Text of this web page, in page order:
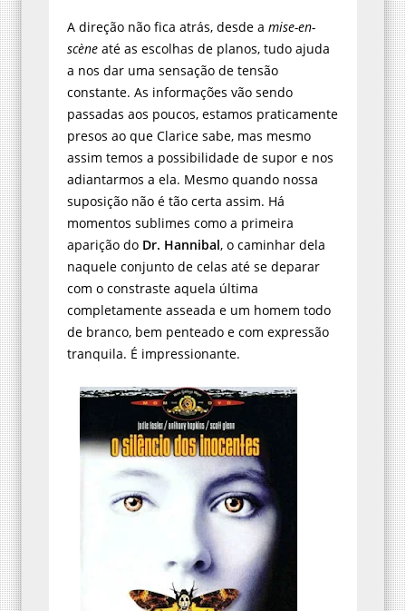
A direção não fica atrás, desde a mise-en-
scène até as escolhas de planos, tudo ajuda
a nos dar uma sensação de tensão
constante. As informações vão sendo
passadas aos poucos, estamos praticamente
presos ao que Clarice sabe, mas mesmo
assim temos a possibilidade de supor e nos
adiantarmos a ela. Mesmo quando nossa
suposição não é tão certa assim. Há
momentos sublimes como a primeira
aparição do Dr. Hannibal, o caminhar dela
naquele conjunto de celas até se deparar
com o constraste aquela última
completamente asseada e um homem todo
de branco, bem penteado e com expressão
tranquila. É impressionante.